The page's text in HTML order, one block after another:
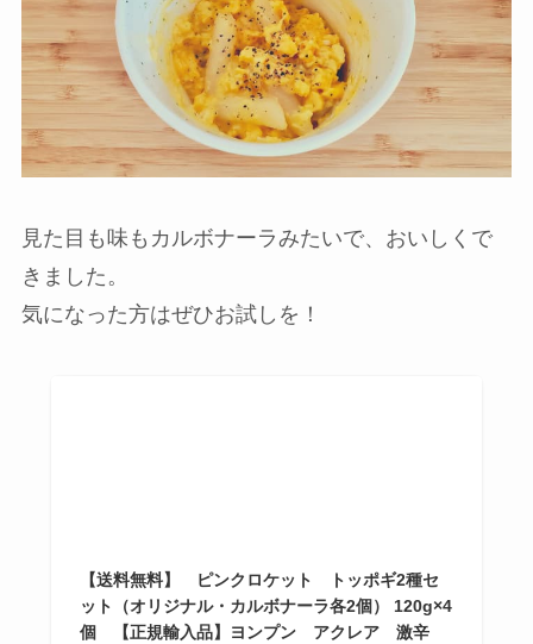
見た目も味もカルボナーラみたいで、おいしくで
きました。
気になった方はぜひお試しを！
【送料無料】 ピンクロケット トッポギ2種セ
ット（オリジナル・カルボナーラ各2個） 120g×4
個 【正規輸入品】ヨンプン アクレア 激辛